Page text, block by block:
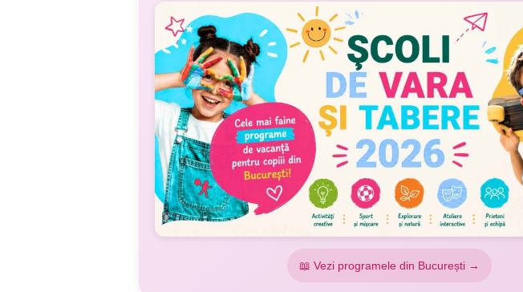
📖 Vezi programele din București →